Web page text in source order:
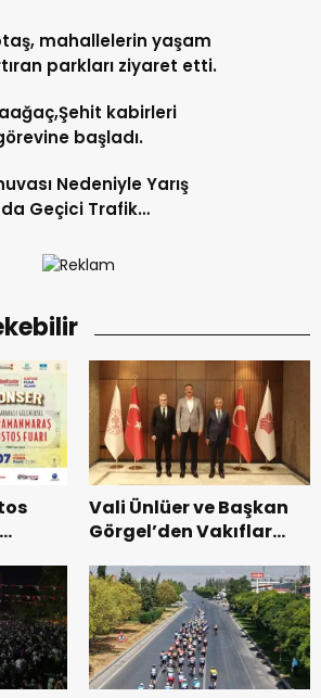
mahallelerin yaşam
parkları ziyaret etti.
kabirleri
başladı.
Nedeniyle Yarış
Geçici Trafik
Vali Ünlüer ve Başkan
Görgel’den Vakıflar
ziyaret.